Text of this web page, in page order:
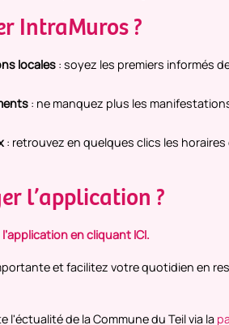
IntraMuros ?
locales : soyez les premiers informés
: ne manquez plus les
: retrouvez en quelques clics les
l’application ?
en cliquant ICI.
et facilitez votre quotidien en
de la Commune du Teil via la